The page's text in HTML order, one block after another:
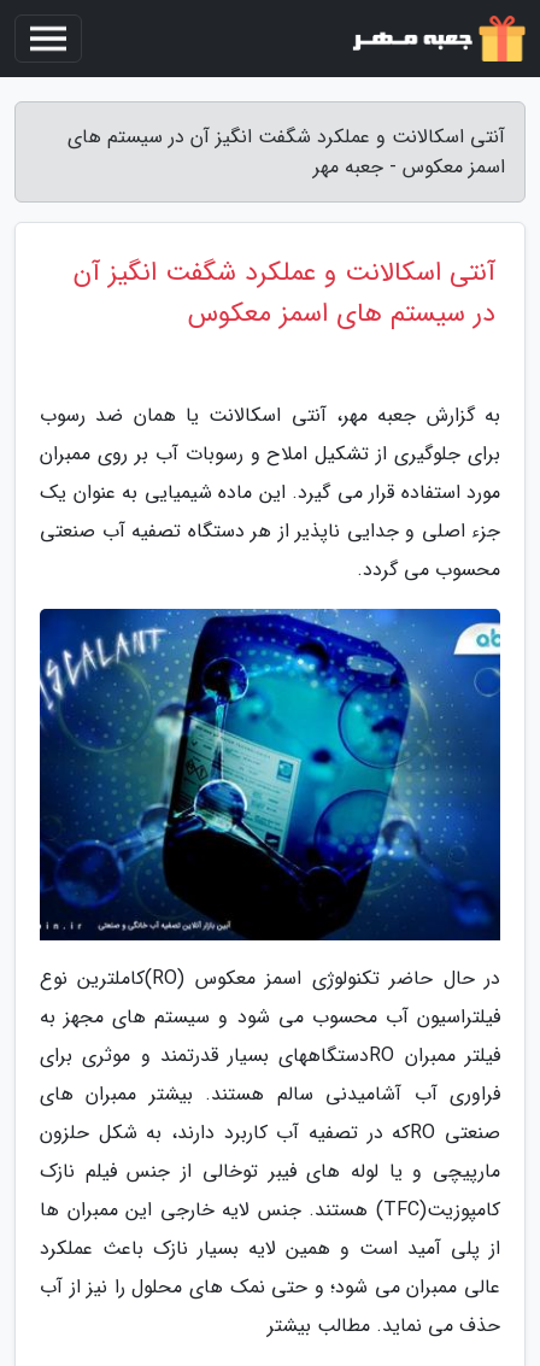
آنتی اسکالانت و عملکرد شگفت انگیز آن در سیستم های
اسمز معکوس - جعبه مهر
آنتی اسکالانت و عملکرد شگفت انگیز آن
در سیستم های اسمز معکوس
به گزارش جعبه مهر، آنتی اسکالانت یا همان ضد رسوب
برای جلوگیری از تشکیل املاح و رسوبات آب بر روی ممبران
مورد استفاده قرار می گیرد. این ماده شیمیایی به عنوان یک
جزء اصلی و جدایی ناپذیر از هر دستگاه تصفیه آب صنعتی
محسوب می گردد.
در حال حاضر تکنولوژی اسمز معکوس (RO)کاملترین نوع
فیلتراسیون آب محسوب می شود و سیستم های مجهز به
فیلتر ممبران ROدستگاههای بسیار قدرتمند و موثری برای
فراوری آب آشامیدنی سالم هستند. بیشتر ممبران های
صنعتی ROکه در تصفیه آب کاربرد دارند، به شکل حلزون
مارپیچی و یا لوله های فیبر توخالی از جنس فیلم نازک
کامپوزیت(TFC) هستند. جنس لایه خارجی این ممبران ها
از پلی آمید است و همین لایه بسیار نازک باعث عملکرد
عالی ممبران می شود؛ و حتی نمک های محلول را نیز از آب
حذف می نماید. مطالب بیشتر